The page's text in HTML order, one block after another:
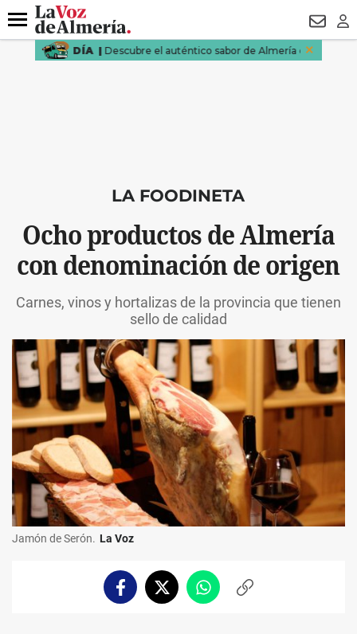
DESTACADO MANUEL
Menú
LA FOODINETA
Ocho productos de Almería
con denominación de origen
Carnes, vinos y hortalizas de la provincia que tienen
sello de calidad
Jamón de Serón. La Voz
FacebookTwitterWhatsappCopiar